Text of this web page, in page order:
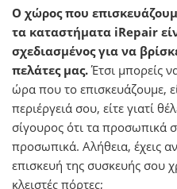
Ο χώρος που
τα καταστήματα iRepair
σχεδιασμένος για να
πελάτες μας.Έτσι μπορείς
ώρα που το επισκευάζουμε,
περιέργειά σου, είτε γιατί
σίγουρος ότι τα προσωπικά
προσωπικά. Αλήθεια, έχεις
επισκευή της συσκευής σου
κλειστές πόρτες;